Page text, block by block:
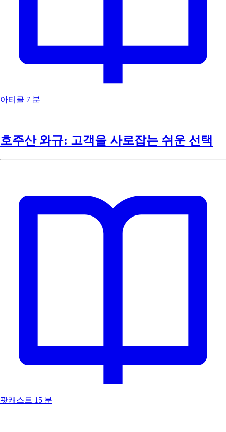
아티클 7 분
호주산 와규: 고객을 사로잡는 쉬운 선택
팟캐스트 15 분